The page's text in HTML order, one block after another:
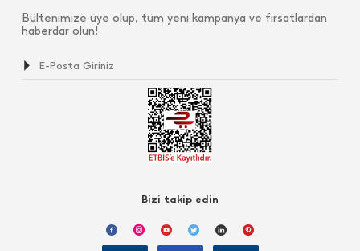
Bültenimize üye olup, tüm yeni kampanya ve fırsatlardan
haberdar olun!
Bizi takip edin